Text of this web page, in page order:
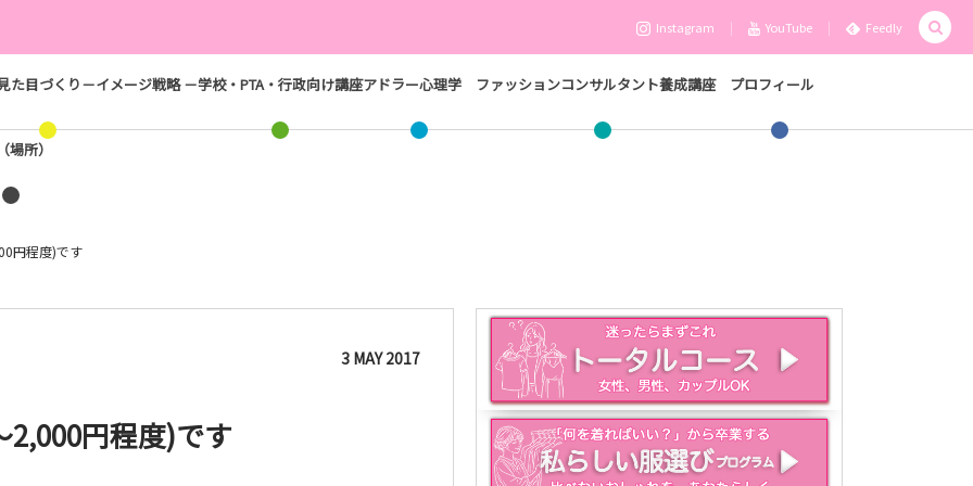
Instagram YouTube Feedly
た目づくり－イメージ戦略 －学校・PTA・行政向け講座アドラー心理学 ファッションコンサルタント養成講座 プロフィール
（場所）
円程度)です
3 MAY 2017
円程度)です